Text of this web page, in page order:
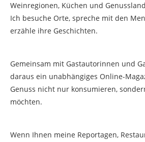
Weinregionen, Küchen und
Ich besuche Orte, spreche mit den
erzähle ihre Geschichten.
Gemeinsam mit Gastautorinnen und
daraus ein unabhängiges Online-
Genuss nicht nur konsumieren,
möchten.
Wenn Ihnen meine Reportagen,